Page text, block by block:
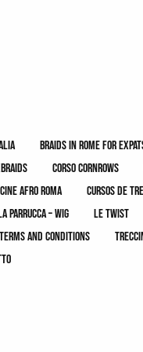
braids in rome for
corso cornrows
afro roma
cursos de
parrucca – wig
le twist
terms and conditions